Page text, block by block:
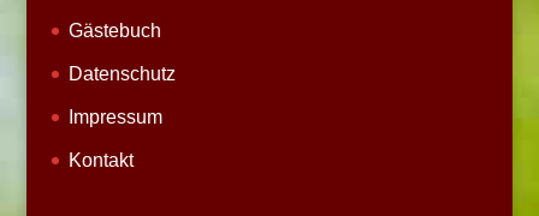
Gästebuch
Datenschutz
Impressum
Kontakt